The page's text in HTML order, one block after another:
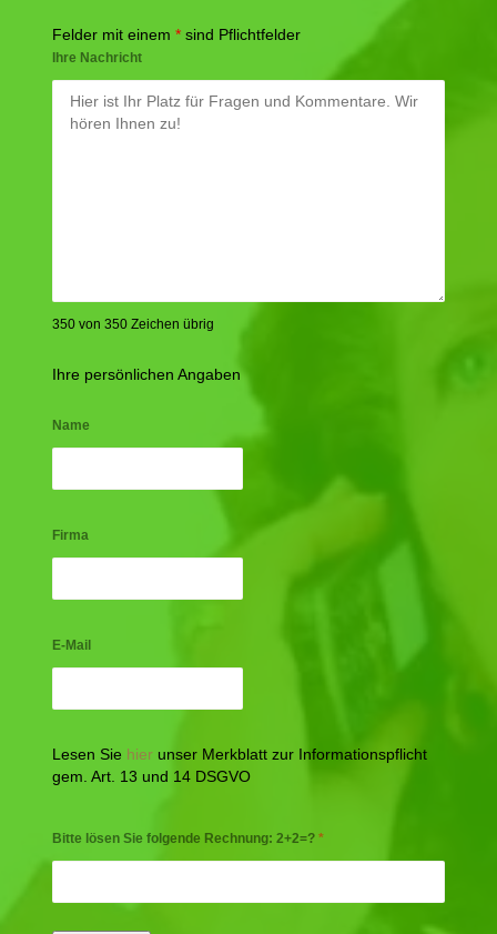
Felder mit einem * sind Pflichtfelder
Ihre Nachricht
350 von 350 Zeichen übrig
Ihre persönlichen Angaben
Name
Firma
E-Mail
Lesen Sie hier unser Merkblatt zur Informationspflicht
gem. Art. 13 und 14 DSGVO
Bitte lösen Sie folgende Rechnung: 2+2=? *